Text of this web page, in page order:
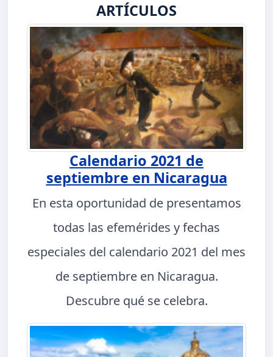
ARTÍCULOS
Calendario 2021 de
septiembre en Nicaragua
En esta oportunidad de presentamos
todas las efemérides y fechas
especiales del calendario 2021 del mes
de septiembre en Nicaragua.
Descubre qué se celebra.